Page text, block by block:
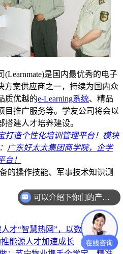
是国内最优秀的电子
方案供应商之一，持续为国内众
质优越的e-Learning系统、精品
目推广服务等。学友公司将会以
建人才培养建设。
打造个性化培训管理平台！模块
广东好太太集团商学院，企学
台！
的操作技能、军事技术知识测
才“智慧热网”，以数字化企业
能源人才加速成长
可以介绍下你们的产品么？